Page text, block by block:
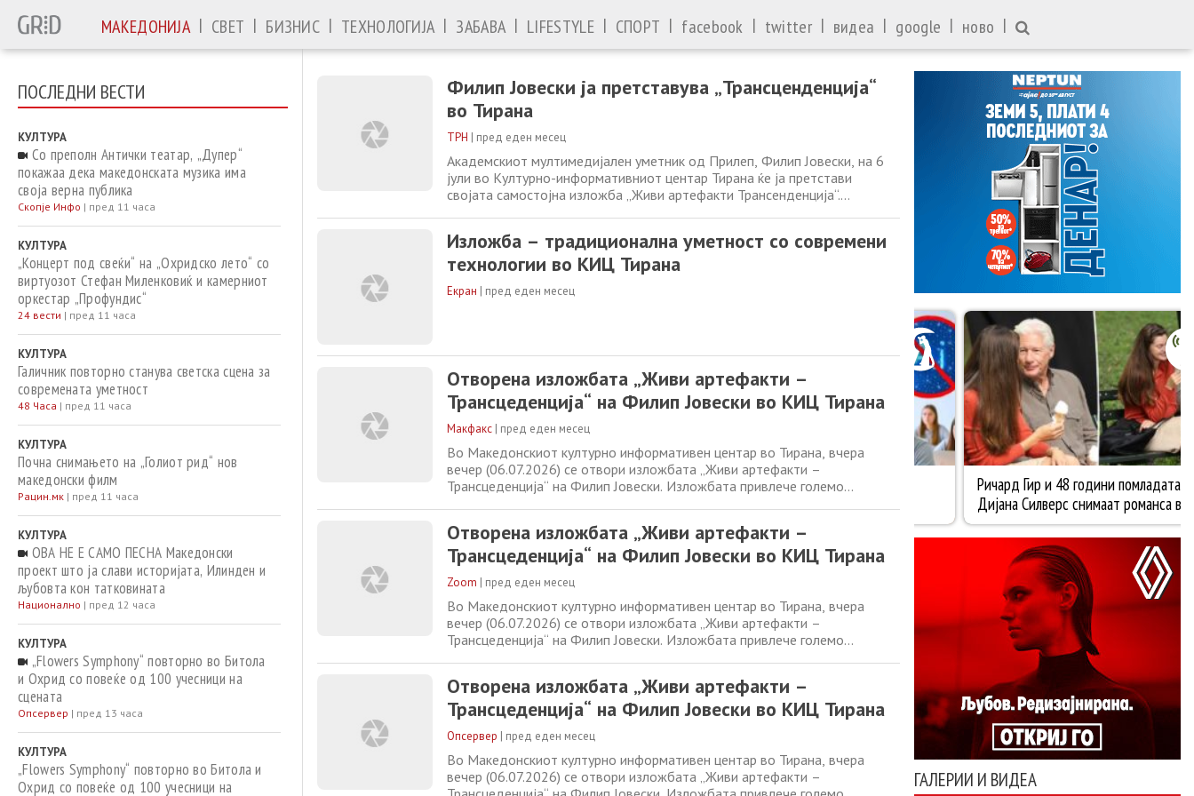
МАКЕДОНИЈА | СВЕТ | БИЗНИС | ТЕХНОЛОГИЈА | ЗАБАВА | LIFESTYLE | СПОРТ | facebook | twitter | видеа | google | ново |
ПОСЛЕДНИ ВЕСТИ
КУЛТУРА
Со преполн Антички театар, „Дупер“
покажаа дека македонската музика има
своја верна публика
Скопје Инфо | пред 11 часа
КУЛТУРА
„Концерт под свеќи“ на „Охридско лето“ со
виртуозот Стефан Миленковиќ и камерниот
оркестар „Профундис“
24 вести | пред 11 часа
КУЛТУРА
Галичник повторно станува светска сцена за
современата уметност
48 Часа | пред 11 часа
КУЛТУРА
Почна снимањето на „Голиот рид“ нов
македонски филм
Рацин.мк | пред 11 часа
КУЛТУРА
ОВА НЕ Е САМО ПЕСНА Македонски
проект што ја слави историјата, Илинден и
љубовта кон татковината
Национално | пред 12 часа
КУЛТУРА
„Flowers Symphony“ повторно во Битола
и Охрид со повеќе од 100 учесници на
сцената
Опсервер | пред 13 часа
КУЛТУРА
„Flowers Symphony“ повторно во Битола и
Охрид со повеќе од 100 учесници на
Филип Јовески ја претставува „Трансценденција“
во Тирана
ТРН | пред еден месец
Академскиот мултимедијален уметник од Прилеп, Филип Јовески, на 6
јули во Културно-информативниот центар Тирана ќе ја претстави
својата самостојна изложба „Живи артефакти Трансенденција“.
циклусот „Живи артефакти“ и претставува
Изложба – традиционална уметност со современи
технологии во КИЦ Тирана
Екран | пред еден месец
Отворена изложбата „Живи артефакти –
Трансцеденција“ на Филип Јовески во КИЦ Тирана
Макфакс | пред еден месец
Во Македонскиот културно информативен центар во Тирана, вчера
вечер (06.07.2026) се отвори изложбата „Живи артефакти –
Трансцеденција“ на Филип Јовески. Изложбата привлече големо
имаа можност интерактивно да ја следат изложбата,
Отворена изложбата „Живи артефакти –
Трансцеденција“ на Филип Јовески во КИЦ Тирана
Zoom | пред еден месец
Во Македонскиот културно информативен центар во Тирана, вчера
вечер (06.07.2026) се отвори изложбата „Живи артефакти –
Трансцеденција“ на Филип Јовески. Изложбата привлече големо
имаа можност интерактивно да ја следат изложбата,
Отворена изложбата „Живи артефакти –
Трансцеденција“ на Филип Јовески во КИЦ Тирана
Опсервер | пред еден месец
Во Македонскиот културно информативен центар во Тирана, вчера
вечер (06.07.2026) се отвори изложбата „Живи артефакти –
ГАЛЕРИИ И ВИДЕА